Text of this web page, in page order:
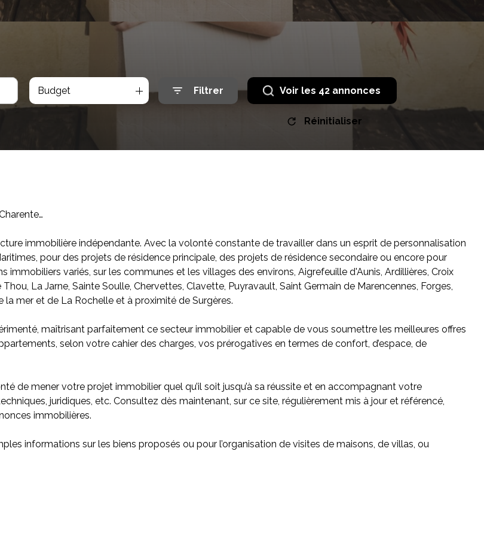
Budget Filtrer Voir les 42annonces
Réinitialiser
immobilière indépendante. Avec la volonté constante de travailler dans un esprit de personnalisation
pour des projets de résidence principale, des projets de résidence secondaire ou encore pour
variés, sur les communes et les villages des environs, Aigrefeuille d'Aunis, Ardillières, Croix
La Jarne, Sainte Soulle, Chervettes, Clavette, Puyravault, Saint Germain de Marencennes, Forges,
mer et de La Rochelle et à proximité de Surgères.
maîtrisant parfaitement ce secteur immobilier et capable de vous soumettre les meilleures offres
selon votre cahier des charges, vos prérogatives en termes de confort, d’espace, de
de mener votre projet immobilier quel qu’il soit jusqu’à sa réussite et en accompagnant votre
juridiques, etc. Consultez dès maintenant, sur ce site, régulièrement mis à jour et référencé,
immobilières.
informations sur les biens proposés ou pour l’organisation de visites de maisons, de villas, ou